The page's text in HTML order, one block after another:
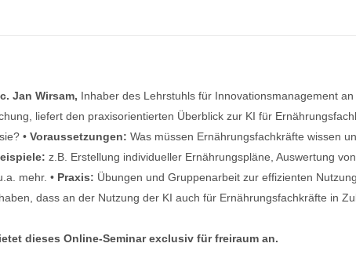
Jan Wirsam, Inhaber des Lehrstuhls für Innovationsmanagement
liefert den praxisorientierten Überblick zur KI für
• Voraussetzungen: Was müssen Ernährungsfachkräfte wissen
z.B. Erstellung individueller Ernährungspläne, Auswertung
mehr. • Praxis: Übungen und Gruppenarbeit zur effizienten
dass an der Nutzung der KI auch für Ernährungsfachkräfte in
dieses Online-Seminar exclusiv für freiraum an.